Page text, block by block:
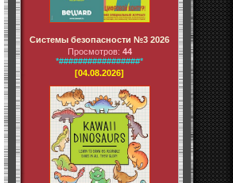
Системы безопасности №3 2026
Просмотров: 44
*#################*
[04.08.2026]